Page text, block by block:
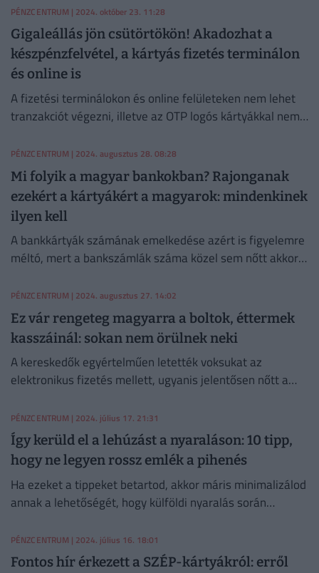
PÉNZCENTRUM | 2024. október 23. 11:28
Gigaleállás jön csütörtökön! Akadozhat a
készpénzfelvétel, a kártyás fizetés terminálon
és online is
A fizetési terminálokon és online felületeken nem lehet
tranzakciót végezni, illetve az OTP logós kártyákkal nem
PÉNZCENTRUM | 2024. augusztus 28. 08:28
Mi folyik a magyar bankokban? Rajonganak
ezekért a kártyákért a magyarok: mindenkinek
ilyen kell
A bankkártyák számának emelkedése azért is figyelemre
méltó, mert a bankszámlák száma közel sem nőtt akkora
PÉNZCENTRUM | 2024. augusztus 27. 14:02
Ez vár rengeteg magyarra a boltok, éttermek
kasszáinál: sokan nem örülnek neki
A kereskedők egyértelműen letették voksukat az
elektronikus fizetés mellett, ugyanis jelentősen nőtt a
PÉNZCENTRUM | 2024. július 17. 21:31
Így kerüld el a lehúzást a nyaraláson: 10 tipp,
hogy ne legyen rossz emlék a pihenés
Ha ezeket a tippeket betartod, akkor máris minimalizálod
annak a lehetőségét, hogy külföldi nyaralás során
PÉNZCENTRUM | 2024. július 16. 18:01
Fontos hír érkezett a SZÉP-kártyákról: erről